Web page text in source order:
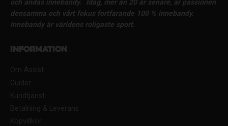
och andas innebandy.
Idag, mer än 20 år senare, är passionen
densamma och vårt fokus fortfarande 100 % innebandy.
Innebandy är världens roligaste sport.
Information
Om Assist
Guider
Kundtjänst
Betalning & Leverans
Köpvillkor